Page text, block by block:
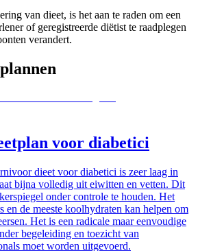
van dieet, is het aan te raden om een
of geregistreerde diëtist te raadplegen
verandert.
voor diabetici
dieet voor diabetici is zeer laag in
bijna volledig uit eiwitten en vetten. Dit
onder controle te houden. Het
en de meeste koolhydraten kan helpen om
Het is een radicale maar eenvoudige
begeleiding en toezicht van
moet worden uitgevoerd.